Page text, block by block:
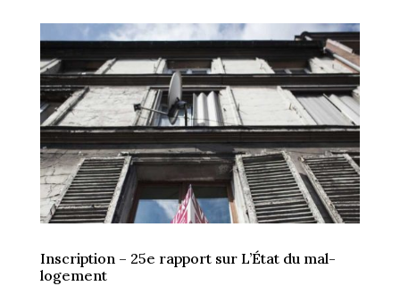
Inscription – 25e rapport sur L’État du mal-
logement